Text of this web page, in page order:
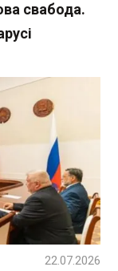
свабода.
22.07.2026